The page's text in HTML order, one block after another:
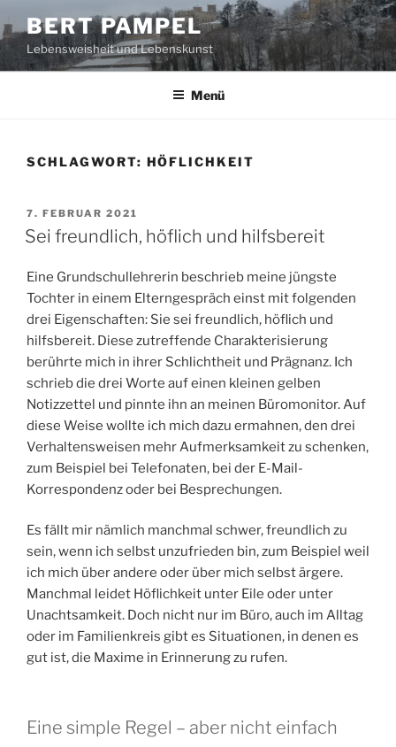
Inhalt
springen
BERT PAMPEL
Lebensweisheit und Lebenskunst
Menü
SCHLAGWORT: HÖFLICHKEIT
VERÖFFENTLICHT
AM
7. FEBRUAR 2021
Sei freundlich, höflich und hilfsbereit
Eine Grundschullehrerin beschrieb meine jüngste
Tochter in einem Elterngespräch einst mit folgenden
drei Eigenschaften: Sie sei freundlich, höflich und
hilfsbereit. Diese zutreffende Charakterisierung
berührte mich in ihrer Schlichtheit und Prägnanz. Ich
schrieb die drei Worte auf einen kleinen gelben
Notizzettel und pinnte ihn an meinen Büromonitor. Auf
diese Weise wollte ich mich dazu ermahnen, den drei
Verhaltensweisen mehr Aufmerksamkeit zu schenken,
zum Beispiel bei Telefonaten, bei der E-Mail-
Korrespondenz oder bei Besprechungen.
Es fällt mir nämlich manchmal schwer, freundlich zu
sein, wenn ich selbst unzufrieden bin, zum Beispiel weil
ich mich über andere oder über mich selbst ärgere.
Manchmal leidet Höflichkeit unter Eile oder unter
Unachtsamkeit. Doch nicht nur im Büro, auch im Alltag
oder im Familienkreis gibt es Situationen, in denen es
gut ist, die Maxime in Erinnerung zu rufen.
Eine simple Regel – aber nicht einfach